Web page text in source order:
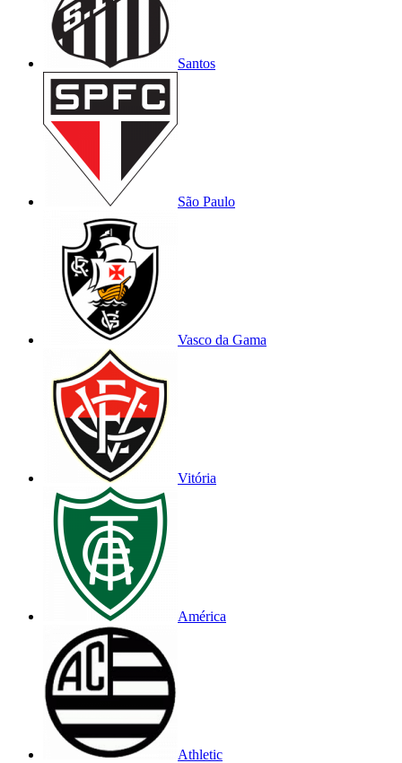
Santos
São Paulo
Vasco da Gama
Vitória
América
Athletic